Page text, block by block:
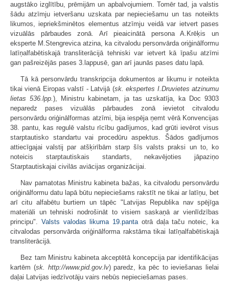
augstāko izglītību, prēmijām un apbalvojumiem. Tomēr tad, ja valstis
šādu atzīmju ietveršanu uzskata par nepieciešamu un tas noteikts
likumos, iepriekšminētos elementus atzīmju veidā var ietvert pases
vizuālās pārbaudes zonā. Arī pieaicinātā persona A.Krēķis un
eksperte M.Stengrevica atzina, ka citvalodu personvārda oriģinālformu
latīņalfabētiskajā transliterācijā tehniski var ietvert kā īpašu atzīmi
gan pašreizējās pases 3.lappusē, gan arī jaunās pases datu lapā.
Tā kā personvārdu transkripcija dokumentos ar likumu ir noteikta
tikai vienā Eiropas valstī - Latvijā (sk. ekspertes I.Druvietes atzinumu
lietas 536.lpp.), Ministru kabinetam, ja tas uzskatīja, ka Doc 9303
neparedz pases vizuālās pārbaudes zonā ievietot citvalodu
personvārdu oriģinālformas atzīmi, bija iespēja ņemt vērā Konvencijas
38. pantu, kas regulē valstu rīcību gadījumos, kad grūti ievērot visus
starptautisko standartu vai procedūru aspektus. Šādos gadījumos
attiecīgajai valstij par atšķirībām starp šīs valsts praksi un to, ko
noteicis starptautiskais standarts, nekavējoties jāpaziņo
Starptautiskajai civilās aviācijas organizācijai.
Nav pamatotas Ministru kabineta bažas, ka citvalodu personvārdu
oriģinālformu datu lapā būtu nepieciešams rakstīt ne tikai ar latīņu, bet
arī citu alfabētu burtiem un tāpēc "Latvijas Republika nav spējīga
materiāli un tehniski nodrošināt to visiem saskaņā ar vienlīdzības
principu". Valsts valodas likuma 19.pantaotrā daļa taču noteic, ka
citvalodas personvārda oriģinālforma rakstāma tikai latīņalfabētiskajā
transliterācijā.
Bez tam Ministru kabineta akceptētā koncepcija par identifikācijas
kartēm (sk. http://www.pid.gov.lv) paredz, ka pēc to ieviešanas lielai
daļai Latvijas iedzīvotāju vairs nebūs nepieciešamas pases.